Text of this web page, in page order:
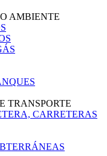
AMBIENTE
TRANSPORTE
CARRETERAS